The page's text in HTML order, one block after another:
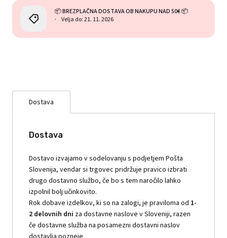
📦 BREZPLAČNA DOSTAVA OB NAKUPU NAD 50€ 📦
Velja do: 21. 11. 2026
Dostava
Dostava
Dostavo izvajamo v sodelovanju s podjetjem Pošta
Slovenija, vendar si trgovec pridržuje pravico izbrati
drugo dostavno službo, če bo s tem naročilo lahko
izpolnil bolj učinkovito.
Rok dobave izdelkov, ki so na zalogi, je praviloma od 1-
2 delovnih dni za dostavne naslove v Sloveniji, razen
če dostavne služba na posamezni dostavni naslov